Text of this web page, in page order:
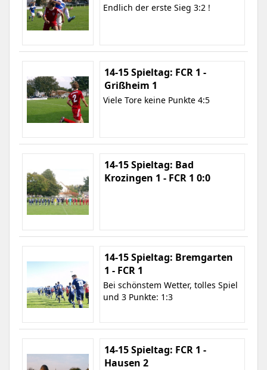
Endlich der erste Sieg 3:2 !
14-15 Spieltag: FCR 1 -
Grißheim 1
Viele Tore keine Punkte 4:5
14-15 Spieltag: Bad
Krozingen 1 - FCR 1 0:0
14-15 Spieltag: Bremgarten
1 - FCR 1
Bei schönstem Wetter, tolles Spiel
und 3 Punkte: 1:3
14-15 Spieltag: FCR 1 -
Hausen 2